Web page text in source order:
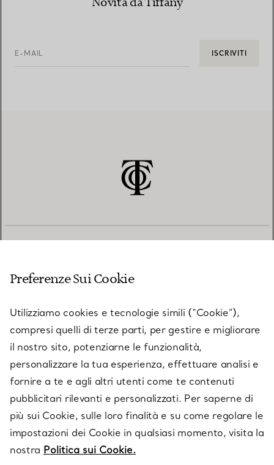
E-MAIL ISCRIVITI
SU TIFFANY & CO.
LEGALE
SEGUICI
Preferenze Sui Cookie
Utilizziamo cookies e tecnologie simili (“Cookie”),
compresi quelli di terze parti, per gestire e migliorare
il nostro sito, potenziarne le funzionalità,
personalizzare la tua esperienza, effettuare analisi e
fornire a te e agli altri utenti come te contenuti
pubblicitari rilevanti e personalizzati. Per saperne di
più sui Cookie, sulle loro finalità e su come regolare le
impostazioni dei Cookie in qualsiasi momento, visita la
nostra Politica sui Cookie.